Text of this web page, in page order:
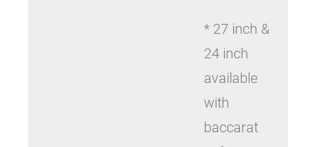
* 27 inch &
24 inch
available
with
baccarat